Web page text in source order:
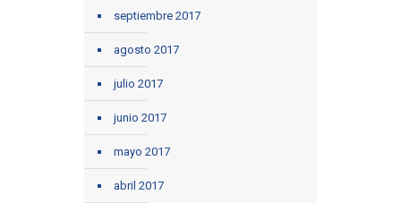
septiembre 2017
agosto 2017
julio 2017
junio 2017
mayo 2017
abril 2017